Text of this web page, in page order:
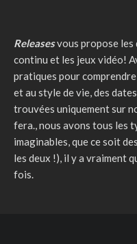
Releasesvous propose les
continu et les jeux vidéo!
pratiques pour
et au style de vie, des
trouvées uniquement sur
fera., nous avons tous les
imaginables, que ce soit
les deux !), il y a vraiment
fois.